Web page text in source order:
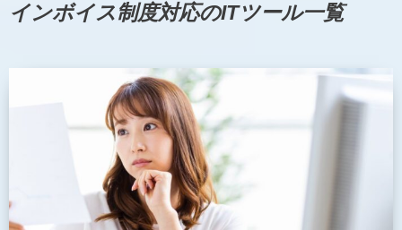
インボイス制度対応のITツール一覧